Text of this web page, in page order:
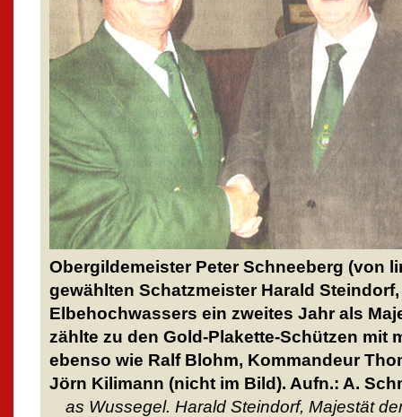
Obergildemeister Peter Schneeberg (von
gewählten Schatzmeister Harald
Elbehochwassers ein zweites Jahr als
zählte zu den Gold-Plakette-Schützen mit
ebenso wie Ralf Blohm, Kommandeur
Jörn Kilimann (nicht im Bild). Aufn.: A.
as Wussegel. Harald Steindorf, Majestät